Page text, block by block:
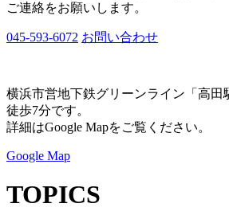
ご連絡をお願いします。
045-593-6072 お問い合わせ
横浜市営地下鉄グリーンライン「高田
徒歩7分です。
詳細はGoogle Mapをご覧ください。
Google Map
TOPICS